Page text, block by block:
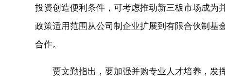
投资创造便利条件，可考虑推动新三板市场成
政策适用范围从公司制企业扩展到有限合伙制
合作。
贾文勤指出，要加强并购专业人才培养，发